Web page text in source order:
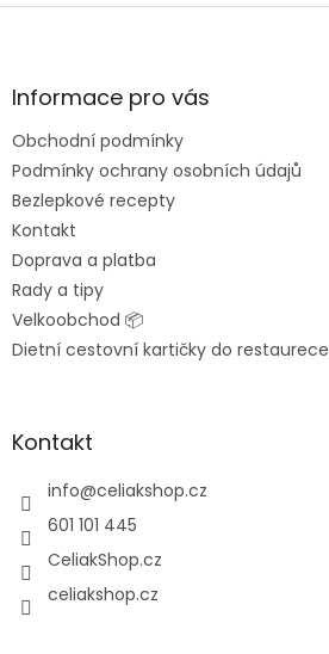
Z
aInformace pro vás
Obchodní podmínky
Podmínky ochrany osobních údajů
Bezlepkové recepty
Kontakt
Doprava a platba
Rady a tipy
Velkoobchod 📦
Dietní cestovní kartičky do restaurece
Kontakt
info@celiakshop.cz
601 101 445
CeliakShop.cz
celiakshop.cz